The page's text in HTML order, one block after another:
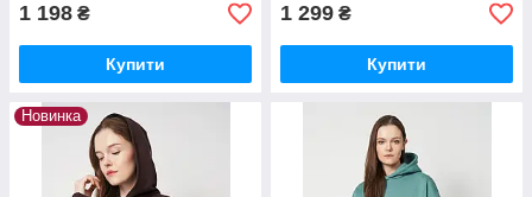
1 198 ₴
Купити
1 299 ₴
Купити
Новинка